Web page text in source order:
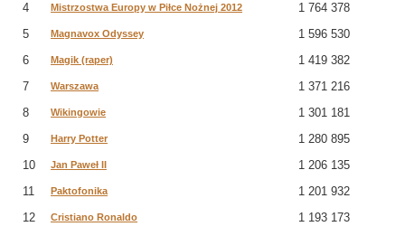
4
Mistrzostwa Europy w Piłce Nożnej 2012
1 764 378
5
Magnavox Odyssey
1 596 530
6
Magik (raper)
1 419 382
7
Warszawa
1 371 216
8
Wikingowie
1 301 181
9
Harry Potter
1 280 895
10
Jan Paweł II
1 206 135
11
Paktofonika
1 201 932
12
Cristiano Ronaldo
1 193 173